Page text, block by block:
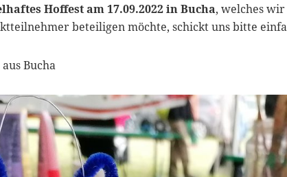
Hoffest am 17.09.2022 in Bucha, welches
beteiligen möchte, schickt uns bitte
Bucha